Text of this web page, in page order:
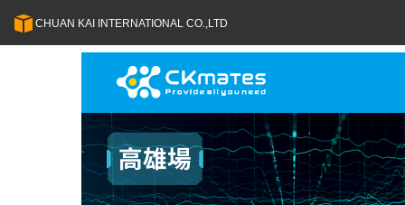
CHUAN KAI INTERNATIONAL CO.,LTD